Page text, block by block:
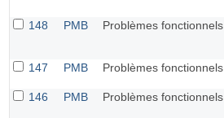
148 PMB Problèmes fonctionnels
147
PMB Problèmes fonctionnels
146
PMB Problèmes fonctionnels